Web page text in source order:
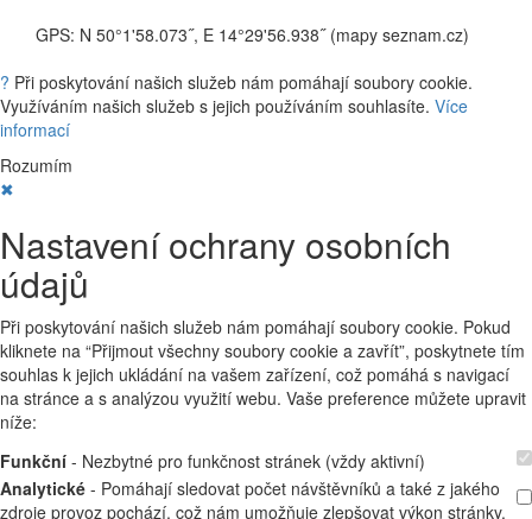
GPS: N 50°1'58.073˝, E 14°29'56.938˝ (mapy seznam.cz)
? Při poskytování našich služeb nám pomáhají soubory cookie.
Využíváním našich služeb s jejich používáním souhlasíte. Více
informací
Rozumím
✖
Nastavení ochrany osobních
údajů
Při poskytování našich služeb nám pomáhají soubory cookie. Pokud
kliknete na “Přijmout všechny soubory cookie a zavřít”, poskytnete tím
souhlas k jejich ukládání na vašem zařízení, což pomáhá s navigací
na stránce a s analýzou využití webu. Vaše preference můžete upravit
níže:
Funkční - Nezbytné pro funkčnost stránek (vždy aktivní)
Analytické - Pomáhají sledovat počet návštěvníků a také z jakého
zdroje provoz pochází, což nám umožňuje zlepšovat výkon stránky.